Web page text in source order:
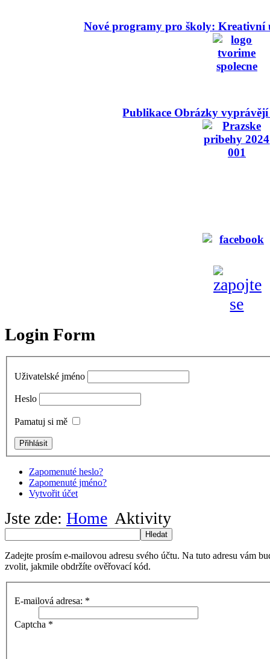
Nové programy pro školy: Kreativní
Publikace Obrázky
Login Form
Uživatelské jméno
Heslo
Pamatuj si mě
Zapomenuté heslo?
Zapomenuté jméno?
Vytvořit účet
Jste zde: Home Aktivity
Hledat
Zadejte prosím e-mailovou adresu svého účtu. Na tuto adresu vám
zvolit, jakmile obdržíte ověřovací kód.
E-mailová adresa: *
Captcha *